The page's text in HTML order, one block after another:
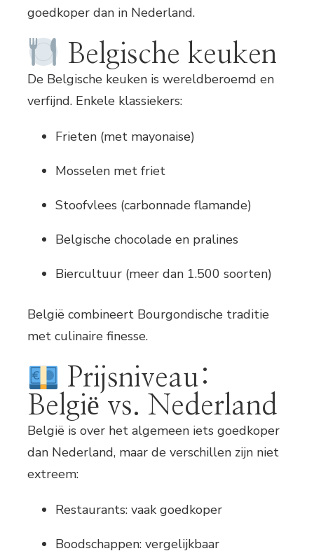
goedkoper dan in Nederland.
Belgische keuken
De Belgische keuken is wereldberoemd en
verfijnd. Enkele klassiekers:
Frieten (met mayonaise)
Mosselen met friet
Stoofvlees (carbonnade flamande)
Belgische chocolade en pralines
Biercultuur (meer dan 1.500 soorten)
België combineert Bourgondische traditie
met culinaire finesse.
Prijsniveau:
België vs. Nederland
België is over het algemeen iets goedkoper
dan Nederland, maar de verschillen zijn niet
extreem:
Restaurants: vaak goedkoper
Boodschappen: vergelijkbaar